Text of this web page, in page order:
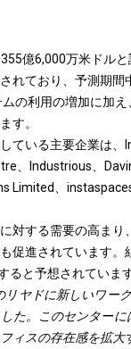
億6,000万米ドル
れており、予測期間
の利用の増加に加
す。
ている主要企業は
、Industrious、
Limited、
対する需要の高ま
促進されています。
と予想されています
ヤドに新しいワー
た。このセンター
ィスの存在感を拡大